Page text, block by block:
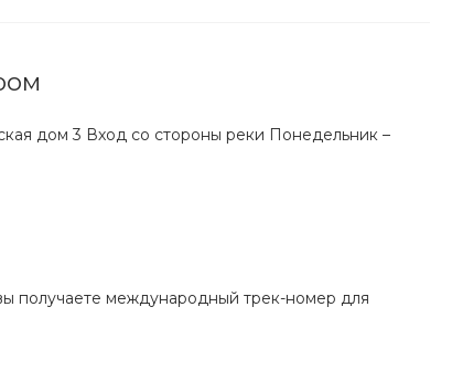
дом 3 Вход со стороны реки Понедельник –
получаете международный трек-номер для